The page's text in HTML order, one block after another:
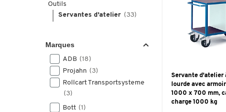
Outils
Servantes d'atelier (33)
Marques
ADB (18)
Projahn (3)
Rollcart Transportsysteme
(3)
Bott (1)
Servante d'atelier
lourde avec
1000 x 700 mm,
charge 1000 kg